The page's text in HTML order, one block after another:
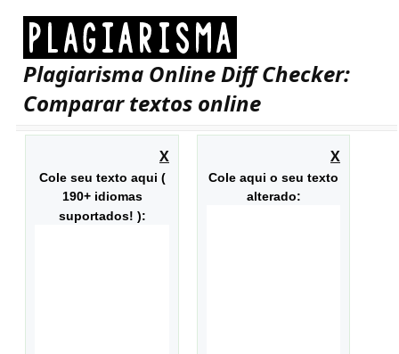
Plagiarisma Online Diff Checker:
Comparar textos online
X
Cole seu texto aqui (
190+ idiomas
suportados! ):
X
Cole aqui o seu texto
alterado: